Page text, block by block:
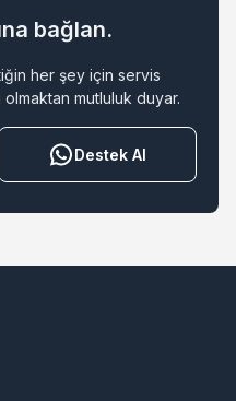
bağlan.
her şey için servis
olmaktan mutluluk duyar.
Destek Al